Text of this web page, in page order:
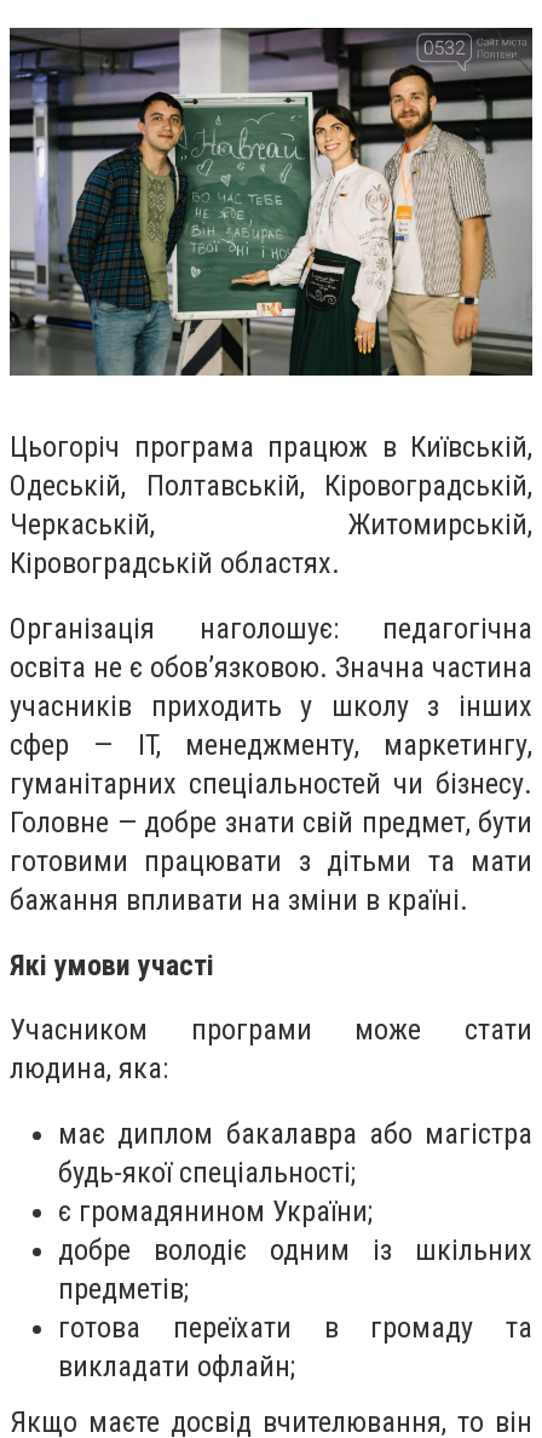
Цьогоріч програма працюж в Київській,
Одеській, Полтавській, Кіровоградській,
Черкаській, Житомирській,
Кіровоградській областях.
Організація наголошує: педагогічна
освіта не є обов’язковою. Значна частина
учасників приходить у школу з інших
сфер — IT, менеджменту, маркетингу,
гуманітарних спеціальностей чи бізнесу.
Головне — добре знати свій предмет, бути
готовими працювати з дітьми та мати
бажання впливати на зміни в країні.
Які умови участі
Учасником програми може стати
людина, яка:
має диплом бакалавра або магістра
будь-якої спеціальності;
є громадянином України;
добре володіє одним із шкільних
предметів;
готова переїхати в громаду та
викладати офлайн;
Якщо маєте досвід вчителювання, то він